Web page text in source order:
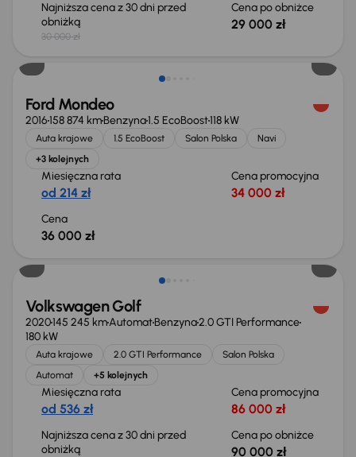
Najniższa cena z 30 dni przed
obniżką
30 000 zł
Cena po obniżce
29 000 zł
Ford Mondeo
2016158 874 kmBenzyna1.5 EcoBoost118 kW
Auta krajowe 1.5 EcoBoost Salon Polska
Navi
+3 kolejnych
Miesięczna rata
od 214 zł
Cena promocyjna
34 000 zł
Cena
36 000 zł
Taniej o 2 000 zł
Volkswagen Golf
2020145 245 kmAutomatBenzyna2.0 GTI Performance
180 kW
Auta krajowe 2.0 GTI Performance
Salon Polska
Automat
+5 kolejnych
Miesięczna rata
od 536 zł
Cena promocyjna
86 000 zł
Najniższa cena z 30 dni przed
obniżką
Cena po obniżce
90 000 zł